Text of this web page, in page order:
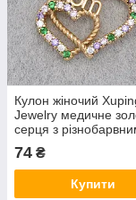
Кулон жіночий
Jewelry медичне
серця з
кристалами розмір
16х13 мм
74 ₴
Купити